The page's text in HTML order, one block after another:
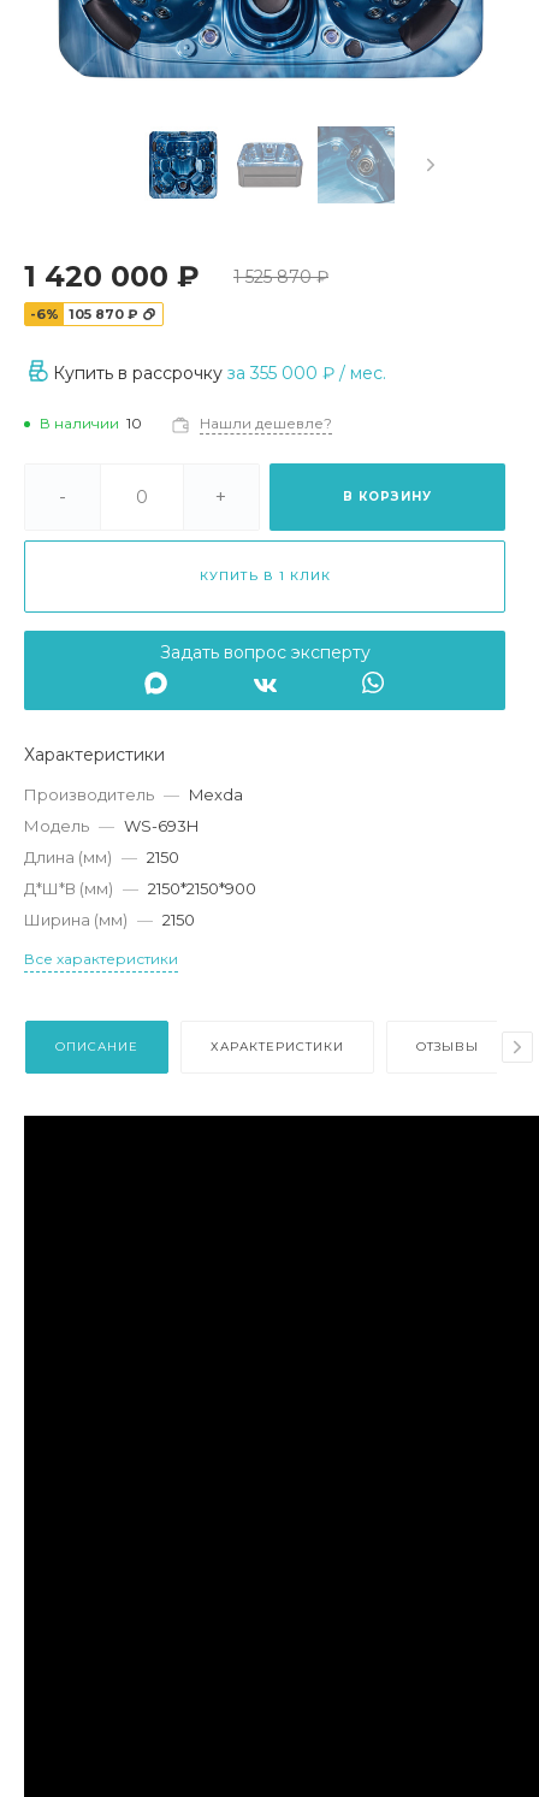
1 420 000 ₽ 1 525 870 ₽
-6% 105 870 ₽
Купить в рассрочку за355 000 ₽ / мес.
В наличии 10 Нашли дешевле?
- + В КОРЗИНУ
КУПИТЬ В 1 КЛИК
Задать вопрос эксперту
Характеристики
Производитель — Mexda
Модель — WS-693H
Длина (мм) — 2150
Д*Ш*В (мм) — 2150*2150*900
Ширина (мм) — 2150
Все характеристики
ОПИСАНИЕ ХАРАКТЕРИСТИКИ ОТЗЫВЫ